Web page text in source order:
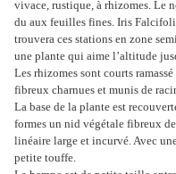
vivace, rustique, à rhizomes.
du aux feuilles fines. Iris
trouvera ces stations en zone
une plante qui aime l’altitude
Les rhizomes sont courts
fibreux charnues et munis de
La base de la plante est
formes un nid végétale fibreux
linéaire large et incurvé. Avec
petite touffe.